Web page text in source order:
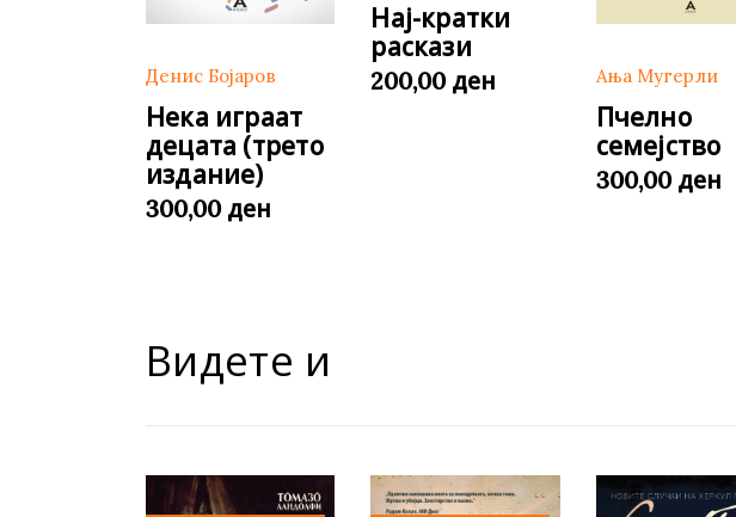
Денис Бојаров
Нека играат
децата (трето
издание)
300,00 ден
Нај-кратки
раскази
200,00 ден Ања Мугерли
Пчелно
семејство
300,00 ден
Видете и